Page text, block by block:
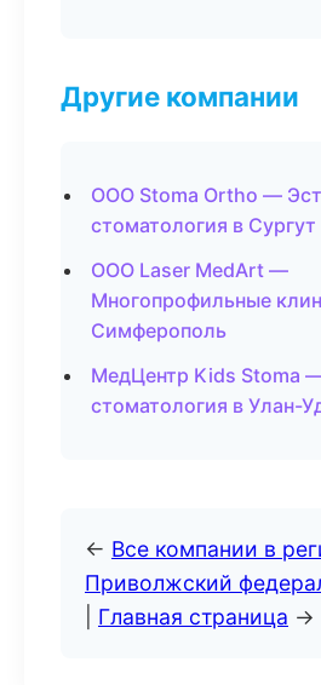
Другие компании
ООО Stoma Ortho —
стоматология в Сургут
ООО Laser MedArt —
Многопрофильные
Симферополь
МедЦентр Kids Stoma
стоматология в Улан-
← Все компании в
Приволжский
Главная страница →